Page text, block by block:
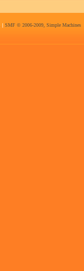
| SMF © 2006-2009, Simple Machines